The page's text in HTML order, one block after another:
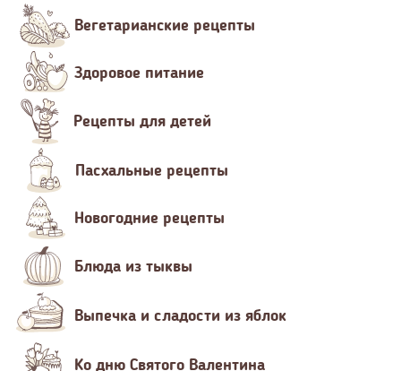
Вегетарианские рецепты
Здоровое питание
Рецепты для детей
Пасхальные рецепты
Новогодние рецепты
Блюда из тыквы
Выпечка и сладости из яблок
Ко дню Святого Валентина